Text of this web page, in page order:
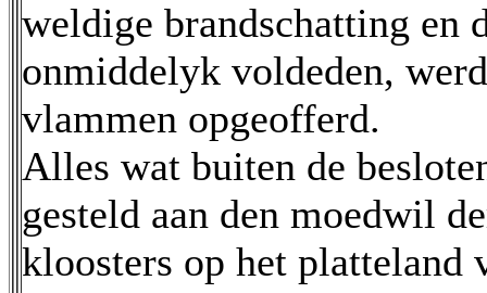
weldige brandschatting en
onmiddelyk voldeden,
vlammen opgeofferd.
Alles wat buiten de
gesteld aan den moedwil
kloosters op het platteland